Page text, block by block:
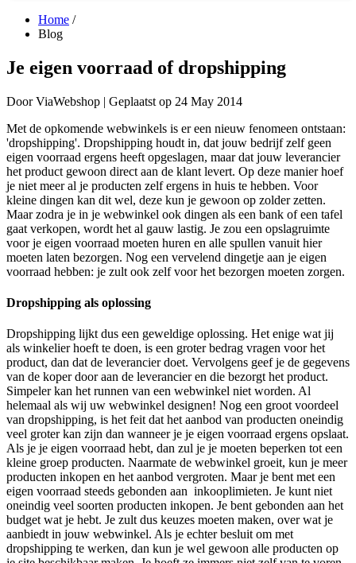
Home /
Blog
Je eigen voorraad of dropshipping
DoorViaWebshop | Geplaatst op 24 May 2014
Met de opkomende webwinkels is er een nieuw fenomeen ontstaan:
'dropshipping'. Dropshipping houdt in, dat jouw bedrijf zelf geen
eigen voorraad ergens heeft opgeslagen, maar dat jouw leverancier
het product gewoon direct aan de klant levert. Op deze manier hoef
je niet meer al je producten zelf ergens in huis te hebben. Voor
kleine dingen kan dit wel, deze kun je gewoon op zolder zetten.
Maar zodra je in je webwinkel ook dingen als een bank of een tafel
gaat verkopen, wordt het al gauw lastig. Je zou een opslagruimte
voor je eigen voorraad moeten huren en alle spullen vanuit hier
moeten laten bezorgen. Nog een vervelend dingetje aan je eigen
voorraad hebben: je zult ook zelf voor het bezorgen moeten zorgen.
Dropshipping als oplossing
Dropshipping lijkt dus een geweldige oplossing. Het enige wat jij
als winkelier hoeft te doen, is een groter bedrag vragen voor het
product, dan dat de leverancier doet. Vervolgens geef je de gegevens
van de koper door aan de leverancier en die bezorgt het product.
Simpeler kan het runnen van een webwinkel niet worden. Al
helemaal als wij uw webwinkel designen! Nog een groot voordeel
van dropshipping, is het feit dat het aanbod van producten oneindig
veel groter kan zijn dan wanneer je je eigen voorraad ergens opslaat.
Als je je eigen voorraad hebt, dan zul je je moeten beperken tot een
kleine groep producten. Naarmate de webwinkel groeit, kun je meer
producten inkopen en het aanbod vergroten. Maar je bent met een
eigen voorraad steeds gebonden aan inkooplimieten. Je kunt niet
oneindig veel soorten producten inkopen. Je bent gebonden aan het
budget wat je hebt. Je zult dus keuzes moeten maken, over wat je
aanbiedt in jouw webwinkel. Als je echter besluit om met
dropshipping te werken, dan kun je wel gewoon alle producten op